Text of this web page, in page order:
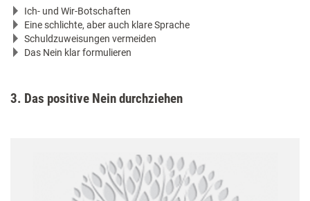
Ich- und Wir-Botschaften
Eine schlichte, aber auch klare Sprache
Schuldzuweisungen vermeiden
Das Nein klar formulieren
3. Das positive Nein durchziehen